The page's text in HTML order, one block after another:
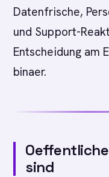
Datenfrische,
und Support-
Entscheidung am
binaer.
sind